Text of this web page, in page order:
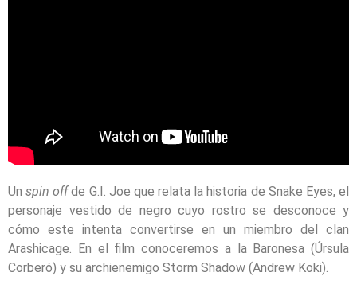
Unspin offde G.I. Joe que relata la historia de Snake Eyes, el
personaje vestido de negro cuyo rostro se desconoce y
cómo este intenta convertirse en un miembro del clan
Arashicage. En el film conoceremos a la Baronesa (Úrsula
Corberó) y su archienemigo Storm Shadow (Andrew Koki).